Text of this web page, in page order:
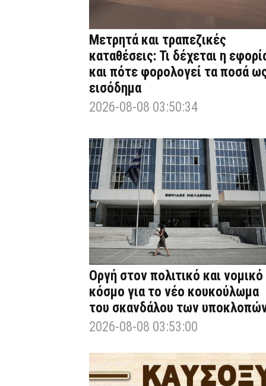
Μετρητά και τραπεζικές
καταθέσεις: Τι δέχεται η
και πότε φορολογεί τα ποσά
εισόδημα
2026-08-08 03:50:34
Οργή στον πολιτικό και νομικό
κόσμο για το νέο κουκούλωμα
του σκανδάλου των
2026-08-08 03:53:00